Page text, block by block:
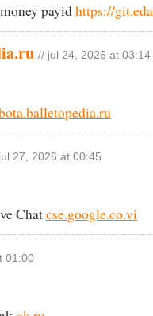
payidhttps://
// jul 24, 2026 at 03:14
27, 2026 at 00:45
Chatcse.google.co.vi
01:00